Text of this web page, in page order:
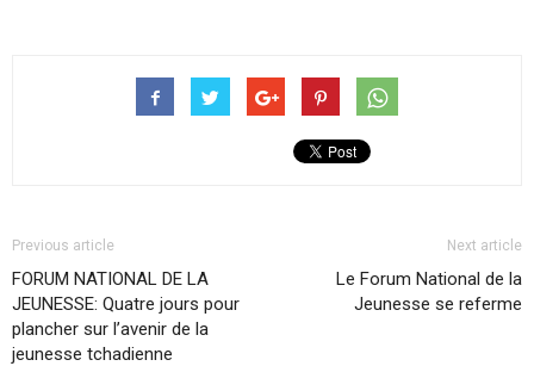
Previous article
FORUM NATIONAL DE LA
JEUNESSE: Quatre jours pour
plancher sur l’avenir de la
jeunesse tchadienne
Next article
Le Forum National de la
Jeunesse se referme